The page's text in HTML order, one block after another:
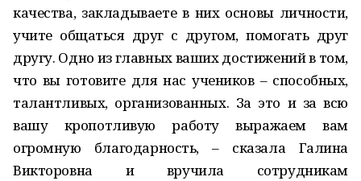
качества, закладываете в них основы личности,
учите общаться друг с другом, помогать друг
другу. Одно из главных ваших достижений в том,
что вы готовите для нас учеников – способных,
талантливых, организованных. За это и за всю
вашу кропотливую работу выражаем вам
огромную благодарность, – сказала Галина
Викторовна и вручила сотрудникам